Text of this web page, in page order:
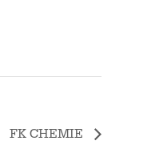
FK CHEMIE